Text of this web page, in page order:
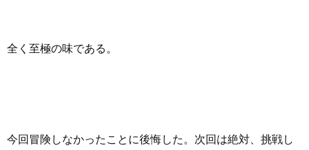
全く至極の味である。
今回冒険しなかったことに後悔した。次回は絶対、挑戦し